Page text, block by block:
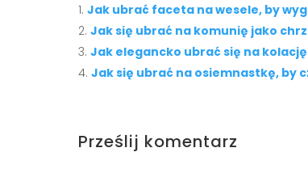
Jak ubrać faceta na wesele, by
Jak się ubrać na komunię jako
Jak elegancko ubrać się na
Jak się ubrać na osiemnastkę, by
Prześlij komentarz